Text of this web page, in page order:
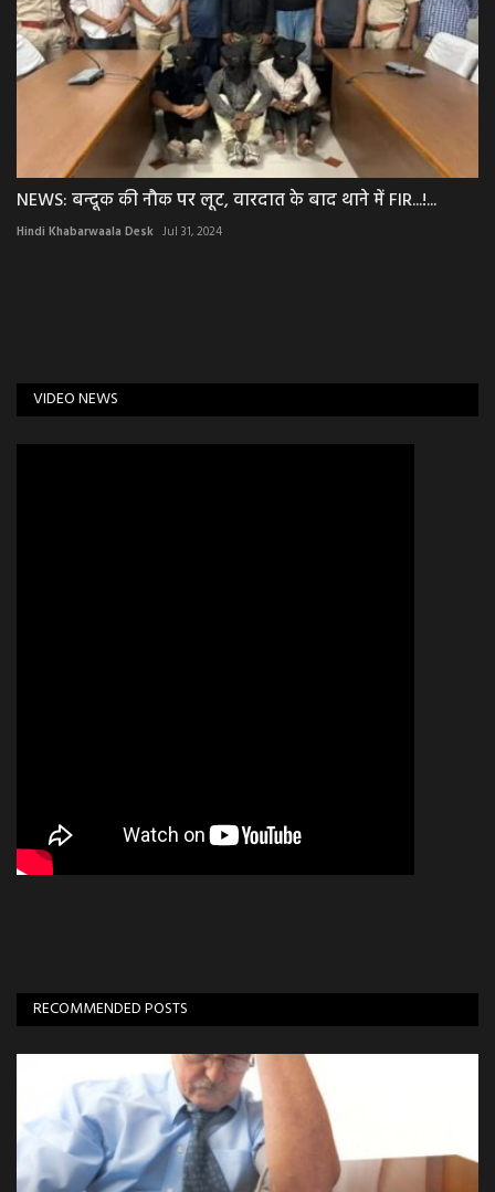
NEWS: बन्दूक की नौक पर लूट, वारदात के बाद थाने में FIR...!...
Hindi Khabarwaala Desk Jul 31, 2024
VIDEO NEWS
RECOMMENDED POSTS